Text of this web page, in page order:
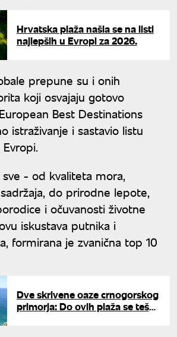
Hrvatska plaža našla se na listi
najlepših u Evropi za 2026.
prepune su i onih
koji osvajaju gotovo
Best Destinations
istraživanje i sastavio listu
- od kvaliteta mora,
do prirodne lepote,
i očuvanosti životne
iskustava putnika i
formirana je zvanična top 10
Dve skrivene oaze crnogorskog
primorja: Do ovih plaža se teško